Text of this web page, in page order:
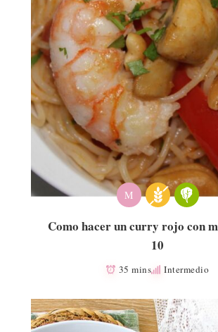
M
Como hacer un curry rojo con
10
35 mins Intermedio